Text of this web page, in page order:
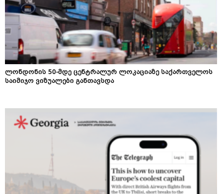
ლონდონის 50-მდე ცენტრალურ ლოკაციაზე საქართველოს
საიმიჯო ვიზუალები განთავსდა